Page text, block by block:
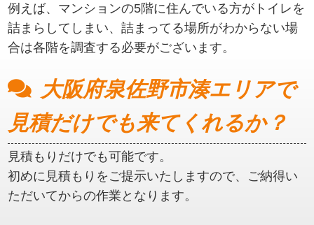
例えば、マンションの5階に住んでいる方がトイレを
詰まらしてしまい、詰まってる場所がわからない場
合は各階を調査する必要がございます。
大阪府泉佐野市湊エリアで
見積だけでも来てくれるか？
見積もりだけでも可能です。
初めに見積もりをご提示いたしますので、ご納得い
ただいてからの作業となります。